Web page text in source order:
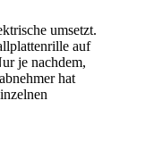
umsetzt.
auf
je nachdem,
hat